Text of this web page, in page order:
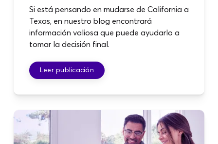
Si está pensando en mudarse de California a
Texas, en nuestro blog encontrará
información valiosa que puede ayudarlo a
tomar la decisión final.
Leer publicación